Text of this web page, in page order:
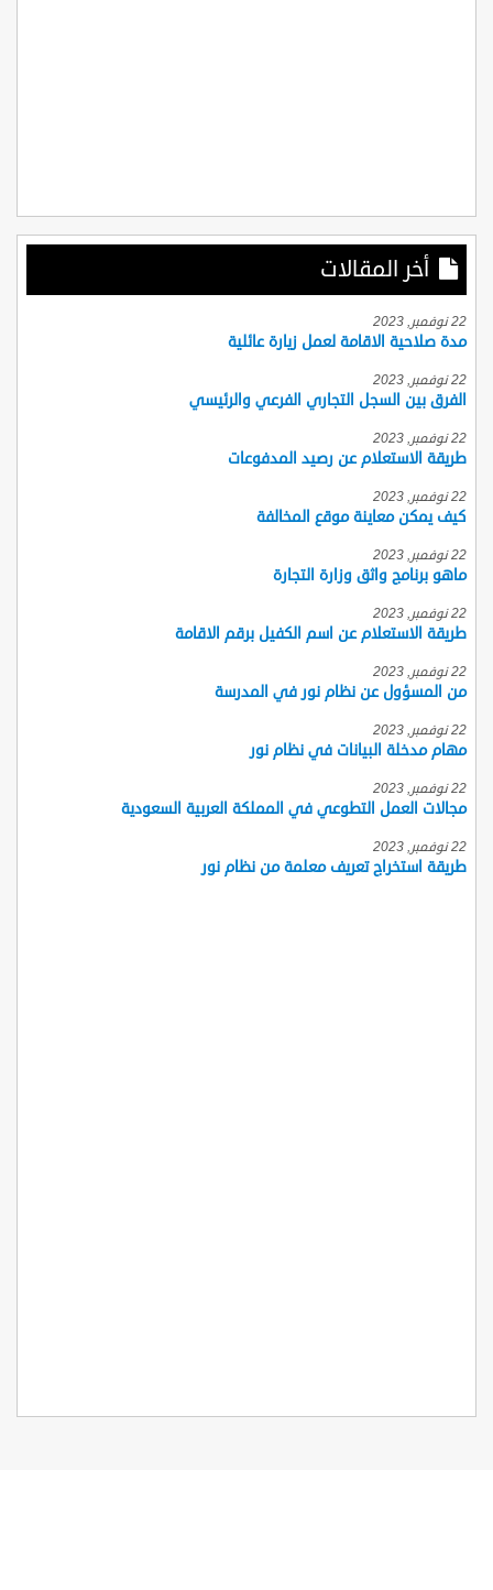
أخر المقالات
22 نوفمبر, 2023
مدة صلاحية الاقامة لعمل زيارة عائلية
22 نوفمبر, 2023
الفرق بين السجل التجاري الفرعي والرئيسي
22 نوفمبر, 2023
طريقة الاستعلام عن رصيد المدفوعات
22 نوفمبر, 2023
كيف يمكن معاينة موقع المخالفة
22 نوفمبر, 2023
ماهو برنامج واثق وزارة التجارة
22 نوفمبر, 2023
طريقة الاستعلام عن اسم الكفيل برقم الاقامة
22 نوفمبر, 2023
من المسؤول عن نظام نور في المدرسة
22 نوفمبر, 2023
مهام مدخلة البيانات في نظام نور
22 نوفمبر, 2023
مجالات العمل التطوعي في المملكة العربية السعودية
22 نوفمبر, 2023
طريقة استخراج تعريف معلمة من نظام نور